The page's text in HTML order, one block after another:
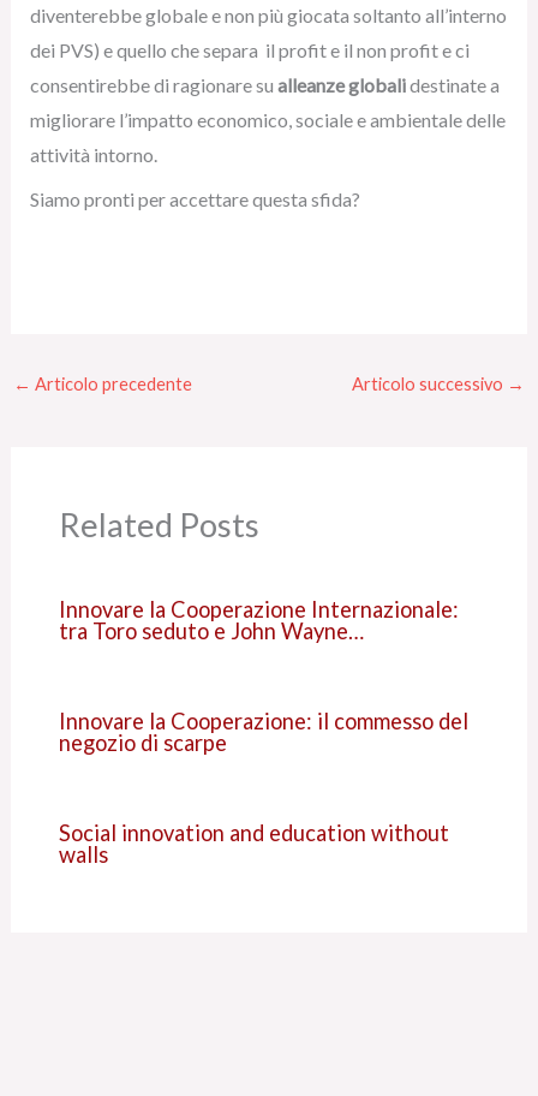
diventerebbe globale e non più giocata soltanto all’interno
dei PVS) e quello che separa il profit e il non profit e ci
consentirebbe di ragionare su alleanze globalidestinate a
migliorare l’impatto economico, sociale e ambientale delle
attività intorno.
Siamo pronti per accettare questa sfida?
← Articolo precedente Articolo successivo →
Related Posts
Innovare la Cooperazione Internazionale:
tra Toro seduto e John Wayne…
Innovare la Cooperazione: il commesso del
negozio di scarpe
Social innovation and education without
walls